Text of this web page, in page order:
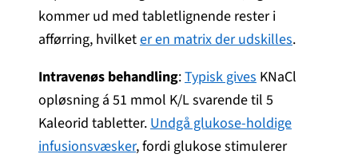
kommer ud med tabletlignende rester i
afførring, hvilketer en matrix der udskilles.
Intravenøs behandling:Typisk gives KNaCl
opløsning á 51 mmol K/L svarende til 5
Kaleorid tabletter. Undgå glukose-holdige
infusionsvæsker, fordi glukose stimulerer